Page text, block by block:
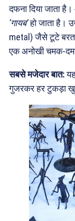
दफना दिया जाता
‘गायब’हो जाता है।
metal) जैसे टूटे
एक अनोखी चमक-
सबसे मजेदार बात:
गुजरकर हर टुकड़ा